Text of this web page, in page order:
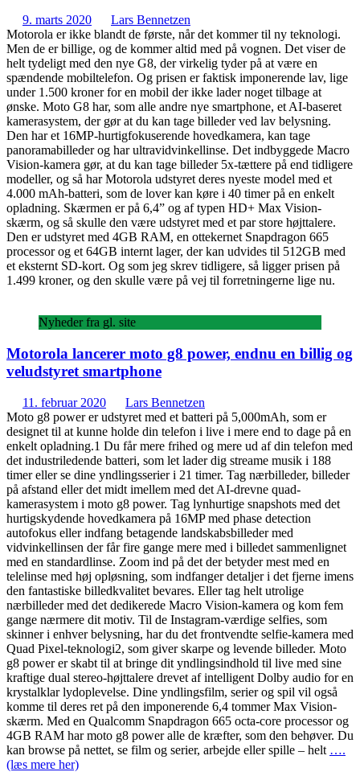
9. marts 2020
Lars Bennetzen
Motorola er ikke blandt de første, når det kommer til ny teknologi.
Men de er billige, og de kommer altid med på vognen. Det viser de
helt tydeligt med den nye G8, der virkelig tyder på at være en
spændende mobiltelefon. Og prisen er faktisk imponerende lav, lige
under 1.500 kroner for en mobil der ikke lader noget tilbage at
ønske. Moto G8 har, som alle andre nye smartphone, et AI-baseret
kamerasystem, der gør at du kan tage billeder ved lav belysning.
Den har et 16MP-hurtigfokuserende hovedkamera, kan tage
panoramabilleder og har ultravidvinkellinse. Det indbyggede Macro
Vision-kamera gør, at du kan tage billeder 5x-tættere på end tidligere
modeller, og så har Motorola udstyret deres nyeste model med et
4.000 mAh-batteri, som de lover kan køre i 40 timer på en enkelt
opladning. Skærmen er på 6,4” og af typen HD+ Max Vision-
skærm, og så skulle den være udstyret med et par store højttalere.
Den er udstyret med 4GB RAM, en ottekernet Snapdragon 665
processor og et 64GB internt lager, der kan udvides til 512GB med
et eksternt SD-kort. Og som jeg skrev tidligere, så ligger prisen på
1.499 kroner, og den skulle være på vej til forretningerne lige nu.
Nyheder fra gl. site
Motorola lancerer moto g8 power, endnu en billig og
veludstyret smartphone
11. februar 2020
Lars Bennetzen
Moto g8 power er udstyret med et batteri på 5,000mAh, som er
designet til at kunne holde din telefon i live i mere end to dage på en
enkelt opladning.1 Du får mere frihed og mere ud af din telefon med
det industriledende batteri, som let lader dig streame musik i 188
timer eller se dine yndlingsserier i 21 timer. Tag nærbilleder, billeder
på afstand eller det midt imellem med det AI-drevne quad-
kamerasystem i moto g8 power. Tag lynhurtige snapshots med det
hurtigskydende hovedkamera på 16MP med phase detection
autofokus eller indfang betagende landskabsbilleder med
vidvinkellinsen der får fire gange mere med i billedet sammenlignet
med en standardlinse. Zoom ind på det der betyder mest med en
telelinse med høj opløsning, som indfanger detaljer i det fjerne imens
den fantastiske billedkvalitet bevares. Eller tag helt utrolige
nærbilleder med det dedikerede Macro Vision-kamera og kom fem
gange nærmere dit motiv. Til de Instagram-værdige selfies, som
skinner i enhver belysning, har du det frontvendte selfie-kamera med
Quad Pixel-teknologi2, som giver skarpe og levende billeder. Moto
g8 power er skabt til at bringe dit yndlingsindhold til live med sine
kraftige dual stereo-højttalere drevet af intelligent Dolby audio for en
krystalklar lydoplevelse. Dine yndlingsfilm, serier og spil vil også
komme til deres ret på den imponerende 6,4 tommer Max Vision-
skærm. Med en Qualcomm Snapdragon 665 octa-core processor og
4GB RAM har moto g8 power alle de kræfter, som den behøver. Du
kan browse på nettet, se film og serier, arbejde eller spille – helt ….
(læs mere her)